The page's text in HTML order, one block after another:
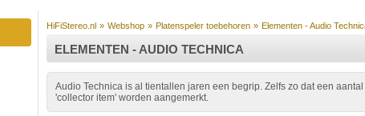
HiFiStereo.nl » Webshop » Platenspeler toebehoren » Elementen - Audio
ELEMENTEN - AUDIO TECHNICA
Audio Technica is al tientallen jaren een begrip. Zelfs zo dat een
'collector item' worden aangemerkt.